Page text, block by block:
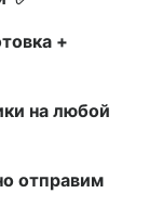
+
на любой
отправим